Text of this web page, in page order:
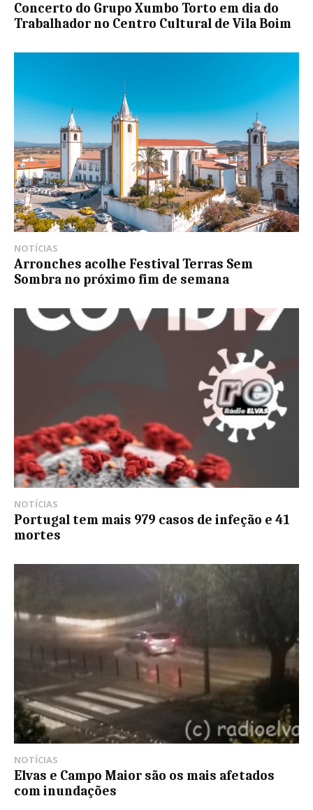
Concerto do Grupo Xumbo Torto em dia do
Trabalhador no Centro Cultural de Vila Boim
NOTÍCIAS
Arronches acolhe Festival Terras Sem
Sombra no próximo fim de semana
NOTÍCIAS
Portugal tem mais 979 casos de infeção e 41
mortes
NOTÍCIAS
Elvas e Campo Maior são os mais afetados
com inundações